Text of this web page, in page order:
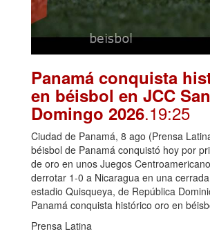
Panamá conquista
en béisbol en JCC
Domingo 2026.19:25
Ciudad de Panamá, 8 ago (Prensa
béisbol de Panamá conquistó hoy por
de oro en unos Juegos
derrotar 1-0 a Nicaragua en una
estadio Quisqueya, de República
Panamá conquista histórico oro en
Prensa Latina